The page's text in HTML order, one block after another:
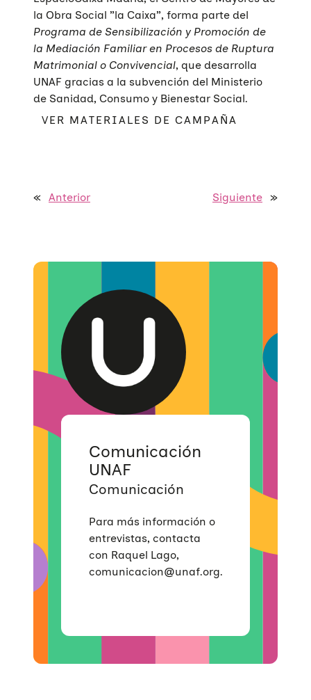
Infancia y adolescencia
Educación Sexual
Violencias de género
Qué hacemos
Formación
Investigación
Incidencia
Trabajo en red
Sala de prensa
Materiales y publicaciones
Campañas
COLABORA
Haz tu donación
Únete a nuestra red
Si eres empresa
Hazte voluntaria/o
la Obra Social ”la Caixa”, forma parte del
Programa de Sensibilización y Promoción de
la Mediación Familiar en Procesos de Ruptura
Matrimonial o Convivencial, que desarrolla
UNAF gracias a la subvención del Ministerio
de Sanidad, Consumo y Bienestar Social.
VER MATERIALES DE CAMPAÑA
« Anterior Siguiente »
Comunicación
UNAF
Comunicación
Para más información o
entrevistas, contacta
con Raquel Lago,
comunicacion@unaf.org.